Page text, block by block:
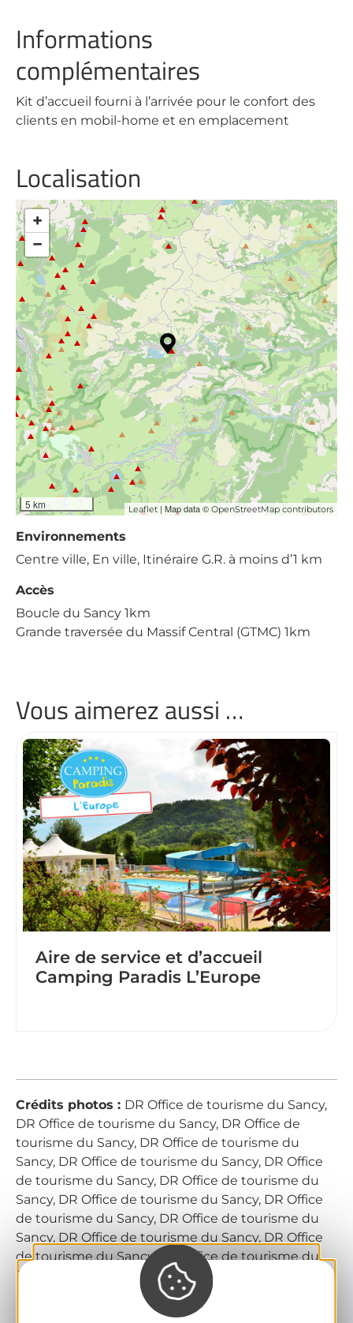
Informations
complémentaires
Kit d’accueil fourni à l’arrivée pour le confort des
clients en mobil-home et en emplacement
Localisation
+
−
5 km Leaflet | Map data © OpenStreetMap contributors
Environnements
Centre ville, En ville, Itinéraire G.R. à moins d’1 km
Accès
Boucle du Sancy 1km
Grande traversée du Massif Central (GTMC) 1km
Vous aimerez aussi …
Aire de service et d’accueil
Camping Paradis L’Europe
Crédits photos : DR Office de tourisme du Sancy,
DR Office de tourisme du Sancy, DR Office de
tourisme du Sancy, DR Office de tourisme du
Sancy, DR Office de tourisme du Sancy, DR Office
de tourisme du Sancy, DR Office de tourisme du
Sancy, DR Office de tourisme du Sancy, DR Office
de tourisme du Sancy, DR Office de tourisme du
Sancy, DR Office de tourisme du Sancy, DR Office
de tourisme du Sancy, DR Office de tourisme du
Sancy, DR Office de tourisme du Sancy
Fiche mise à jour le 16 juillet